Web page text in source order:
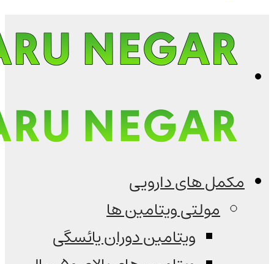
مکمل های دارویی
مولتی ویتامین ها
ویتامین دوران یائسگی